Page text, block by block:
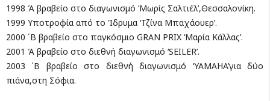
1998 Ά βραβείο στο διαγωνισμό ‘Μωρίς Σαλτιέλ’,Θεσσαλονίκη.
1999 Υποτροφία από το Ίδρυμα ‘Τζίνα Μπαχάουερ’.
2000 ΄Β βραβείο στο παγκόσμιο GRAN PRIX ‘Μαρία Κάλλας’.
2001 Ά βραβείο στο διεθνή διαγωνισμό ‘SEILER’.
2003 ΄Β βραβείο στο διεθνή διαγωνισμό ‘YAMAHA’για δύο
πιάνα,στη Σόφια.